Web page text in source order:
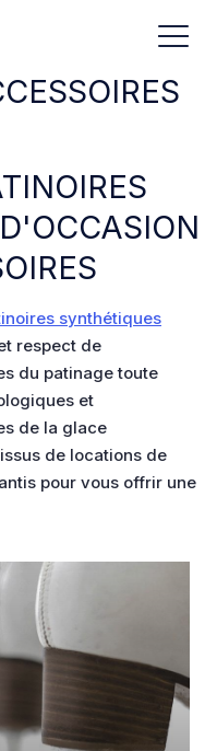
synthétiques
respect de
du patinage toute
et
de la glace
de locations de
pour vous offrir une